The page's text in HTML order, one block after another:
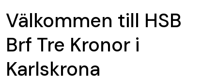
Välkommen till HSB
Brf Tre Kronor i
Karlskrona